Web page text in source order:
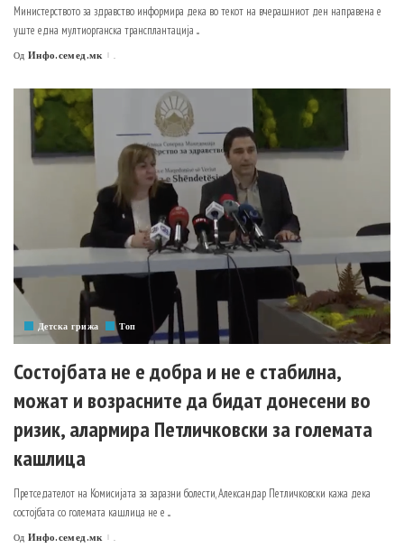
Министерството за здравство информира дека во текот на вчерашниот ден направена е
уште една мултиорганска трансплантација ...
Posted
Од Инфо.семед.мк
Детска грижа Топ
Состојбата не е добра и не е стабилна,
можат и возрасните да бидат донесени во
ризик, алармира Петличковски за големата
кашлица
Претседателот на Комисијата за заразни болести, Александар Петличковски кажа дека
состојбата со големата кашлица не е ...
Posted
Од Инфо.семед.мк